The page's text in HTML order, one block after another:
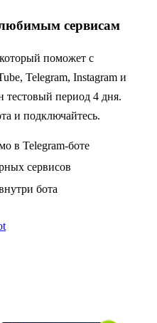
сервисам
поможет с
Telegram, Instagram и
тестовый период 4 дня.
и подключайтесь.
в Telegram-боте
сервисов
бота